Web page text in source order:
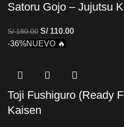
Satoru Gojo – Jujutsu
S/180.00 S/110.00
-36%NUEVO 🔥
Toji Fushiguro (Ready
Kaisen